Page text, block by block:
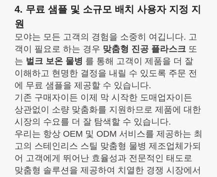
4. 무료 샘플 및 소규모 배치 사용자 지정 지
원
모야는 모든 고객의 경험을 소중히 여깁니다. 고
객이 필요로 하는 경우 맞춤형 진공 플라스크 또
는 벌크 보온 물병 를 통해 고객이 제품을 더 잘
이해하고 현명한 결정을 내릴 수 있도록 주문 전
에 무료 샘플을 제공할 수 있습니다.
기존 구매자이든 이제 막 시작한 도매업자이든
상관없이 소량 맞춤화를 지원하므로 제품에 대한
시장의 수요를 더 잘 탐색할 수 있습니다.
우리는 항상 OEM 및 ODM 서비스를 제공하는 최
고의 스테인리스 스틸 맞춤형 물병 제조업체가되
어 고객에게 뛰어난 효율성과 전문적인 태도로
맞춤형 솔루션을 제공하여 치열한 경쟁 시장에서